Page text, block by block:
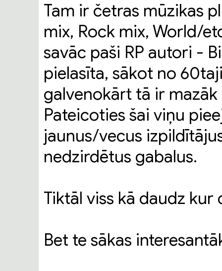
Tam ir četras mūzikas
mix, Rock mix, World/
savāc paši RP autori -
pielasīta, sākot no
galvenokārt tā ir
Pateicoties šai viņu
jaunus/vecus
nedzirdētus gabalus.
Tiktāl viss kā daudz kur
Bet te sākas